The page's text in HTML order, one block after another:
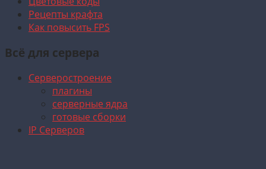
Рецепты крафта
Как повысить FPS
Всё для сервера
Серверостроение
плагины
серверные ядра
готовые сборки
IP Серверов